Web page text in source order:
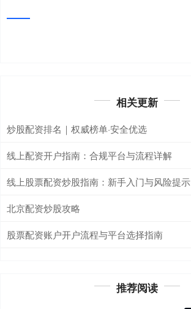
相关更新
炒股配资排名｜权威榜单·安全优选
线上配资开户指南：合规平台与流程详解
线上股票配资炒股指南：新手入门与风险提示
北京配资炒股攻略
股票配资账户开户流程与平台选择指南
推荐阅读